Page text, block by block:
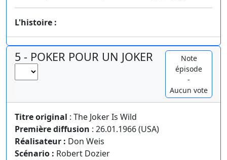
L'histoire :
5 - POKER POUR UN JOKER
Note
épisode
-
Aucun vote
Titre original : The Joker Is Wild
Première diffusion : 26.01.1966 (USA)
Réalisateur : Don Weis
Scénario : Robert Dozier